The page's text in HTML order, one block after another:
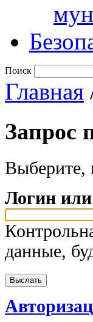
Поиск
Главная
Запрос
Выберите,
Логин
данные,